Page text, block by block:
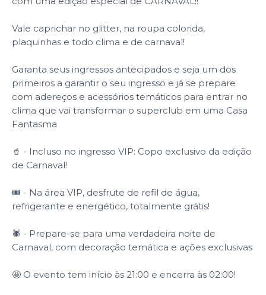
Vale caprichar no glitter, na roupa colorida,
plaquinhas e todo clima e de carnaval!
Garanta seus ingressos antecipados e seja um dos
primeiros a garantir o seu ingresso e já se prepare
com adereços e acessórios temáticos para entrar no
clima que vai transformar o superclub em uma Casa
Fantasma
🥤 - Incluso no ingresso VIP: Copo exclusivo da edição
de Carnaval!
🎟️ - Na área VIP, desfrute de refil de água,
refrigerante e energético, totalmente grátis!
🕷️ - Prepare-se para uma verdadeira noite de
Carnaval, com decoração temática e ações exclusivas
🤩 O evento tem início às 21:00 e encerra às 02:00!